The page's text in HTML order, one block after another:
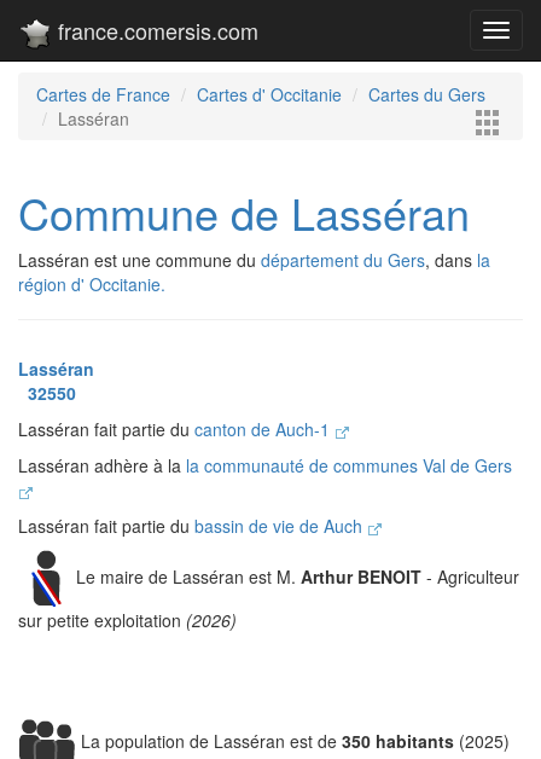
france.comersis.com
Cartes de France Cartes d' Occitanie
Cartes du Gers
Lasséran
Commune de Lasséran
Lasséran est une commune du département du Gers, dans la
région d' Occitanie.
Lasséran
32550
Lasséran fait partie du canton de Auch-1
Lasséran adhère à la la communauté de communes Val de Gers
Lasséran fait partie du bassin de vie de Auch
Le maire de Lasséran est M. Arthur BENOIT - Agriculteur
sur petite exploitation (2026)
La population de Lasséran est de 350 habitants (2025)